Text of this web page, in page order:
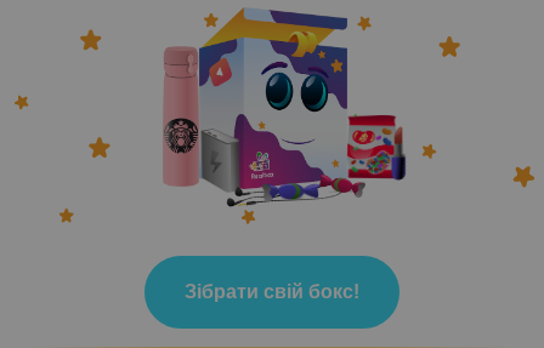
Зібрати свій бокс!